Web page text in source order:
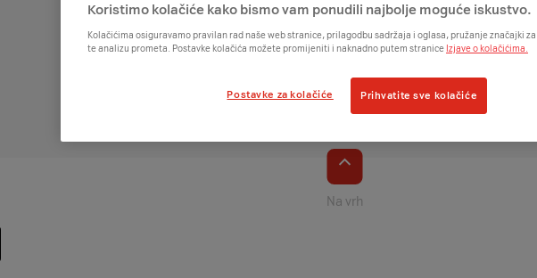
Na vrh
Koristimo kolačiće kako bismo vam ponudili najbolje moguće iskustvo.
Kolačićima osiguravamo pravilan rad naše web stranice, prilagodbu sadržaja i oglasa, pružanje značajki
te analizu prometa. Postavke kolačića možete promijeniti i naknadno putem stranice Izjave o kolačićima.
Postavke za kolačiće Prihvatite sve kolačiće